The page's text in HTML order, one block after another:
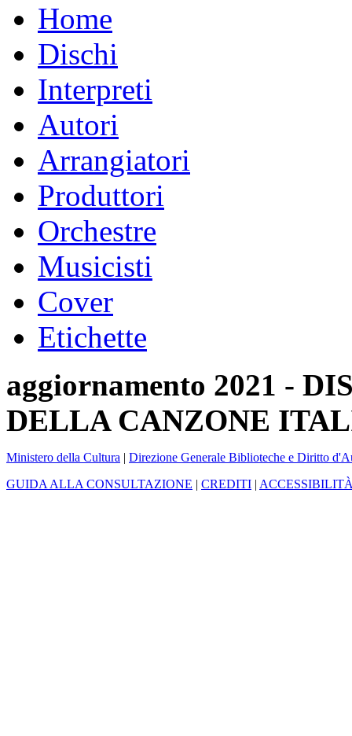
Home
Dischi
Interpreti
Autori
Arrangiatori
Produttori
Orchestre
Musicisti
Cover
Etichette
aggiornamento 2021 -
DELLA CANZONE
Ministero della Cultura | Direzione Generale Biblioteche e Diritto
GUIDA ALLA CONSULTAZIONE | CREDITI |